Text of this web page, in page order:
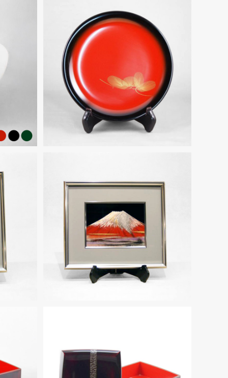
）
輪島塗 干菓子器 ぼかし塗 「風の
¥38,500
金
輪島塗 三号パネル「赤富士」沈金
¥143,000
輪島塗 二段重 溜呂色「敷松葉」蒔